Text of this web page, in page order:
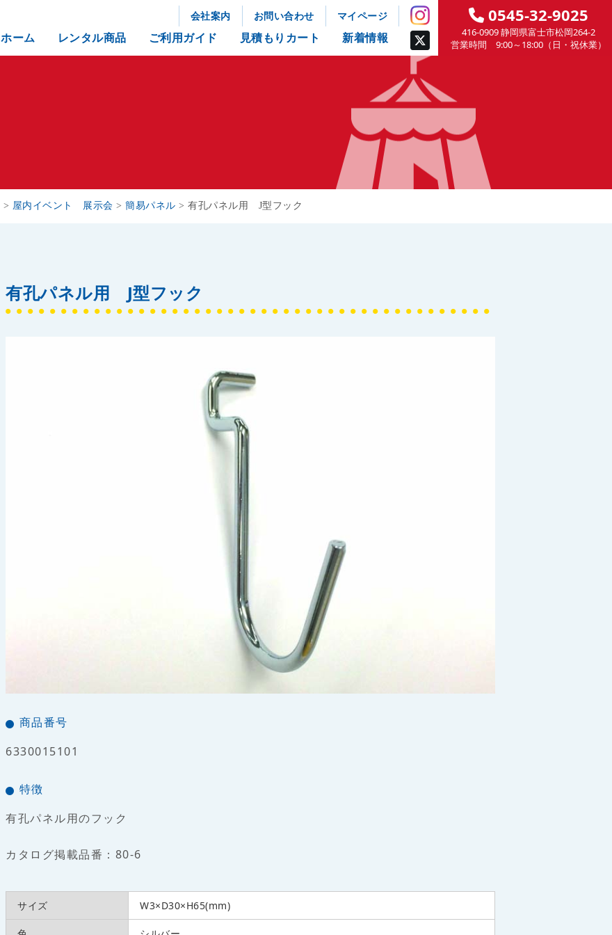
会社案内 お問い合わせ マイページ
ホーム レンタル商品 ご利用ガイド 見積もりカート 新着情報
0545-32-9025
416-0909 静岡県富士市松岡264-2
営業時間 9:00～18:00（日・祝休業）
> 屋内イベント 展示会 > 簡易パネル > 有孔パネル用 J型フック
有孔パネル用 J型フック
商品番号
6330015101
特徴
有孔パネル用のフック
カタログ掲載品番：80-6
サイズ W3×D30×H65(mm)